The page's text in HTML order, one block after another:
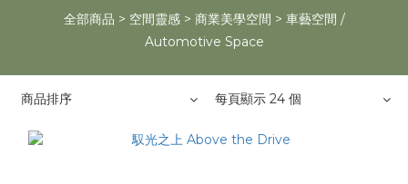
全部商品 > 空間靈感> 商業美學空間 > 車藝空間 /
Automotive Space
商品排序 每頁顯示 24 個